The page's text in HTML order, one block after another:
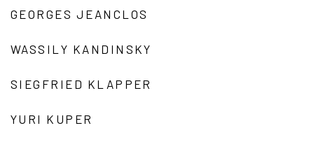
GEORGES JEANCLOS
WASSILY KANDINSKY
SIEGFRIED KLAPPER
YURI KUPER